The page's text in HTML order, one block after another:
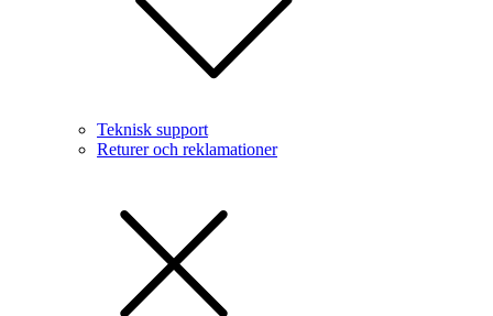
Teknisk support
Returer och reklamationer